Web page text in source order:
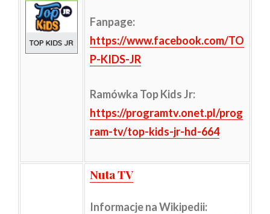
Fanpage:
https://www.facebook.com/TO
P-KIDS-JR
Ramówka Top Kids Jr:
https://programtv.onet.pl/prog
ram-tv/top-kids-jr-hd-664
Nuta TV
Informacje na Wikipedii: